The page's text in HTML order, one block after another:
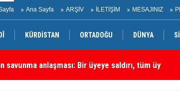
Ana Sayfa ARŞİV İLETİŞİM MESAJINIZ
KÜRDİSTAN ORTADOĞU DÜNYA
En Önemli Güvenlik Ortaklarından Biri